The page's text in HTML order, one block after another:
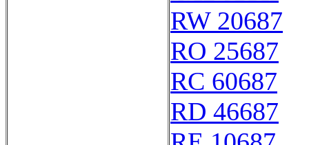
RW 20687
RO 25687
RC 60687
RD 46687